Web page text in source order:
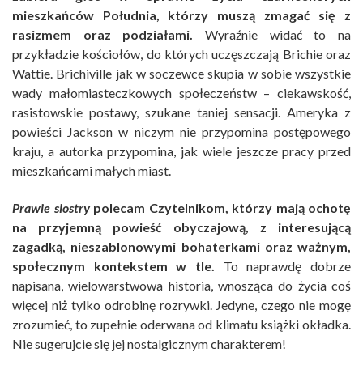
mieszkańców Południa, którzy muszą zmagać się z
rasizmem oraz podziałami. Wyraźnie widać to na
przykładzie kościołów, do których uczęszczają Brichie oraz
Wattie. Brichiville jak w soczewce skupia w sobie wszystkie
wady małomiasteczkowych społeczeństw – ciekawskość,
rasistowskie postawy, szukane taniej sensacji. Ameryka z
powieści Jackson w niczym nie przypomina postępowego
kraju, a autorka przypomina, jak wiele jeszcze pracy przed
mieszkańcami małych miast.
Prawie siostry polecam Czytelnikom, którzy mają ochotę
na przyjemną powieść obyczajową, z interesującą
zagadką, nieszablonowymi bohaterkami oraz ważnym,
społecznym kontekstem w tle. To naprawdę dobrze
napisana, wielowarstwowa historia, wnosząca do życia coś
więcej niż tylko odrobinę rozrywki. Jedyne, czego nie mogę
zrozumieć, to zupełnie oderwana od klimatu książki okładka.
Nie sugerujcie się jej nostalgicznym charakterem!